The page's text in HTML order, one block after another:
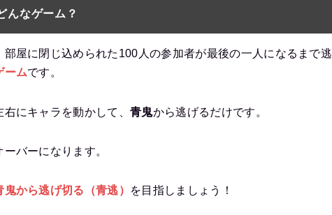
んなゲーム？
部屋に閉じ込められた100人の参加者が最後の一人になるまで逃
ームです。
にキャラを動かして、青鬼から逃げるだけです。
バーになります。
鬼から逃げ切る（青逃） を目指しましょう！